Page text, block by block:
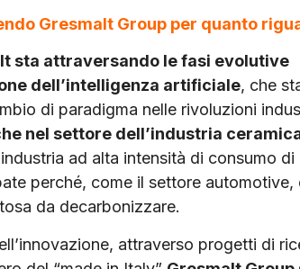
Gresmalt Group per quanto
sta attraversando le fasi evolutive
dell’intelligenza artificiale, che
di paradigma nelle rivoluzioni
nel settore dell’industria
ad alta intensità di consumo di
perché, come il settore automotive,
da decarbonizzare.
attraverso progetti di